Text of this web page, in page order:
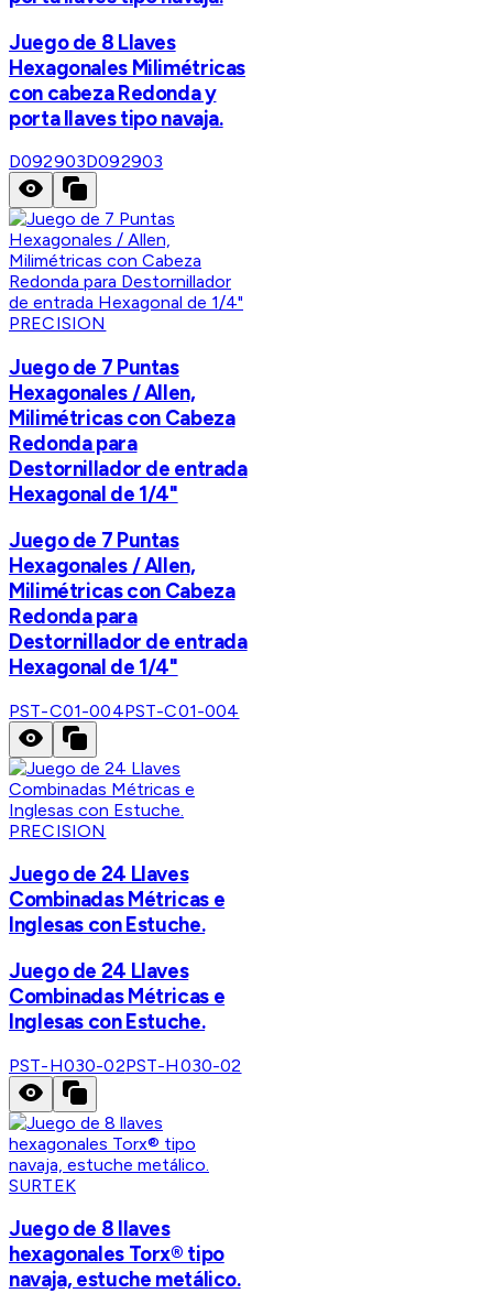
Juego de 8 Llaves
Hexagonales Milimétricas
con cabeza Redonda y
porta llaves tipo navaja.
D092903D092903
PRECISION
Juego de 7 Puntas
Hexagonales / Allen,
Milimétricas con Cabeza
Redonda para
Destornillador de entrada
Hexagonal de 1/4"
Juego de 7 Puntas
Hexagonales / Allen,
Milimétricas con Cabeza
Redonda para
Destornillador de entrada
Hexagonal de 1/4"
PST-C01-004PST-C01-004
PRECISION
Juego de 24 Llaves
Combinadas Métricas e
Inglesas con Estuche.
Juego de 24 Llaves
Combinadas Métricas e
Inglesas con Estuche.
PST-H030-02PST-H030-02
SURTEK
Juego de 8 llaves
hexagonales Torx® tipo
navaja, estuche metálico.